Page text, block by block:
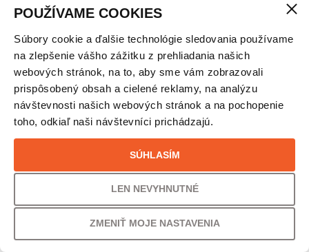
POUŽÍVAME COOKIES
Súbory cookie a ďalšie technológie sledovania používame
na zlepšenie vášho zážitku z prehliadania našich
webových stránok, na to, aby sme vám zobrazovali
prispôsobený obsah a cielené reklamy, na analýzu
návštevnosti našich webových stránok a na pochopenie
toho, odkiaľ naši návštevníci prichádzajú.
SÚHLASÍM
LEN NEVYHNUTNÉ
ZMENIŤ MOJE NASTAVENIA
X-BIONIC STREAMLITE TRAIL BEŽECKÉ ŠORTKY
– PÁNSKE
VEĽKOSŤ
90,00€
UŠETRÍTE
20% /18,00€
VAŠA CENA